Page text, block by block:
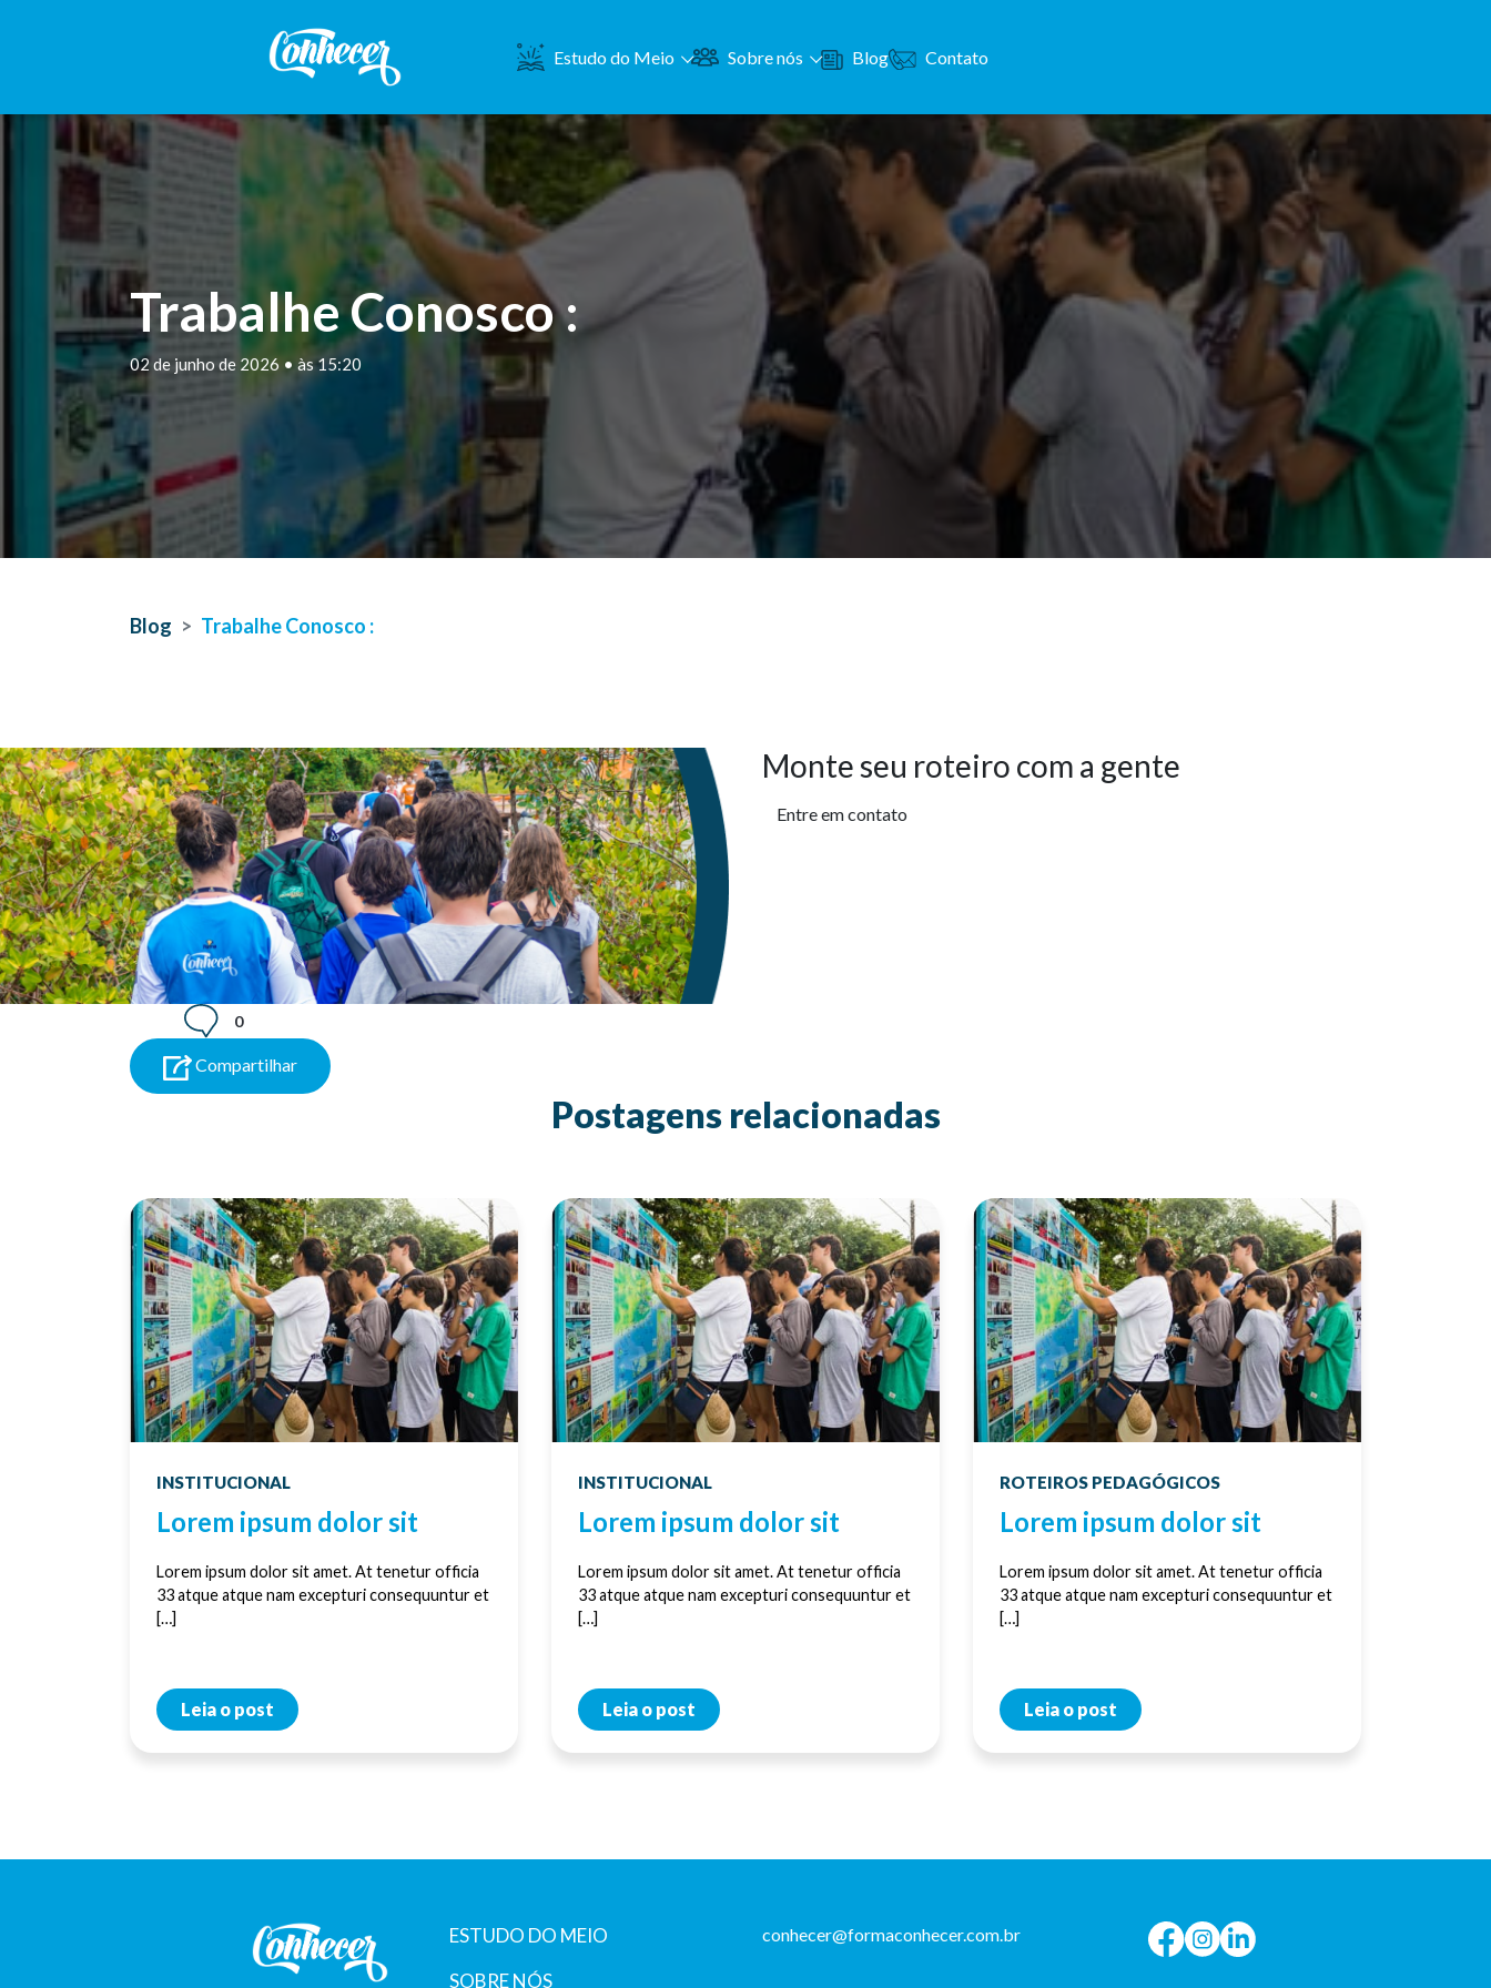
Estudo do Meio Sobre nós Blog Contato
Trabalhe Conosco :
02 de junho de 2026 • às 15:20
Blog Trabalhe Conosco :
Monte seu roteiro com a gente
Entre em contato
0
Compartilhar
Postagens relacionadas
INSTITUCIONAL
Lorem ipsum dolor sit
Lorem ipsum dolor sit amet. At tenetur officia
33 atque atque nam excepturi consequuntur et
[…]
Leia o post
INSTITUCIONAL
Lorem ipsum dolor sit
Lorem ipsum dolor sit amet. At tenetur officia
33 atque atque nam excepturi consequuntur et
[…]
Leia o post
ROTEIROS PEDAGÓGICOS
Lorem ipsum dolor sit
Lorem ipsum dolor sit amet. At tenetur officia
33 atque atque nam excepturi consequuntur et
[…]
Leia o post
ESTUDO DO MEIO
SOBRE NÓS
conhecer@formaconhecer.com.br